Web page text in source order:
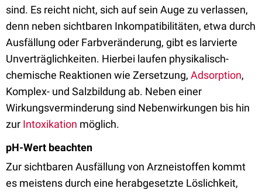
sind. Es reicht nicht, sich auf sein Auge zu verlassen,
denn neben sichtbaren Inkompatibilitäten, etwa durch
Ausfällung oder Farbveränderung, gibt es larvierte
Unverträglichkeiten. Hierbei laufen physikalisch-
chemische Reaktionen wie Zersetzung, Adsorption,
Komplex- und Salzbildung ab. Neben einer
Wirkungsverminderung sind Nebenwirkungen bis hin
zur Intoxikation möglich.
pH-Wert beachten
Zur sichtbaren Ausfällung von Arzneistoffen kommt
es meistens durch eine herabgesetzte Löslichkeit,